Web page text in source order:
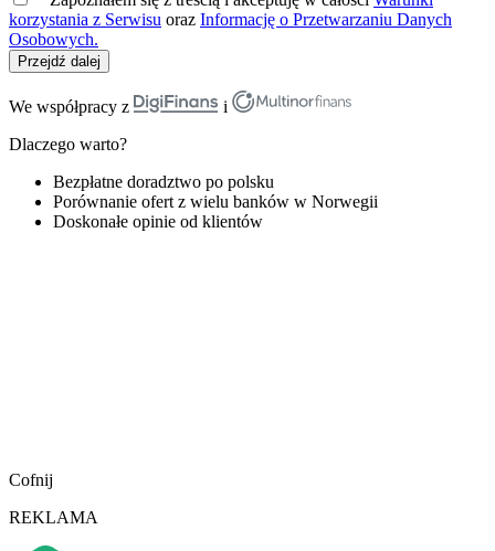
korzystania z Serwisu oraz Informację o Przetwarzaniu Danych
Osobowych.
Przejdź dalej
We współpracy z
i
Dlaczego warto?
Bezpłatne doradztwo po polsku
Porównanie ofert z wielu banków w Norwegii
Doskonałe opinie od klientów
Cofnij
REKLAMA